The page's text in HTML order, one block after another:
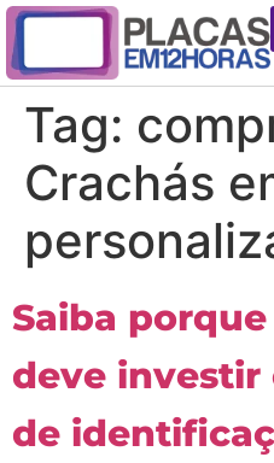
Tag:
Crachás
Saiba
deve investir
de